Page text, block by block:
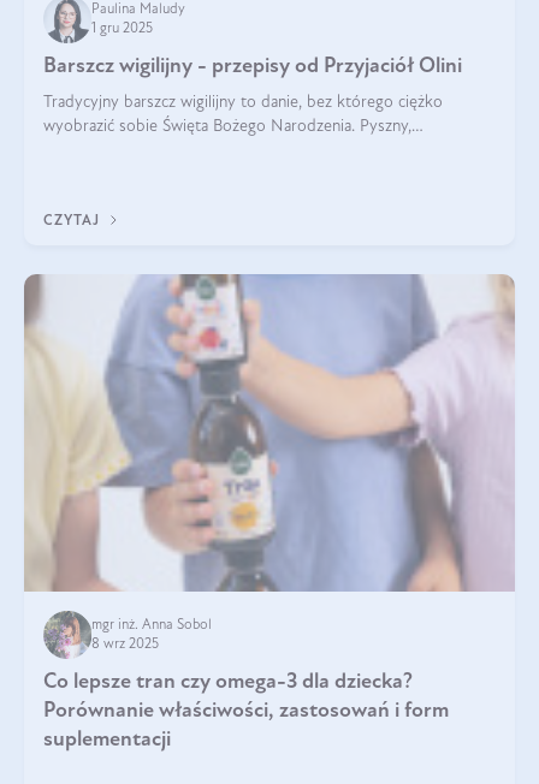
Paulina Maludy
1 gru 2025
Barszcz wigilijny - przepisy od Przyjaciół Olini
Tradycyjny barszcz wigilijny to danie, bez którego ciężko
wyobrazić sobie Święta Bożego Narodzenia. Pyszny,
CZYTAJ
mgr inż. Anna Sobol
8 wrz 2025
Co lepsze tran czy omega-3 dla dziecka?
Porównanie właściwości, zastosowań i form
suplementacji